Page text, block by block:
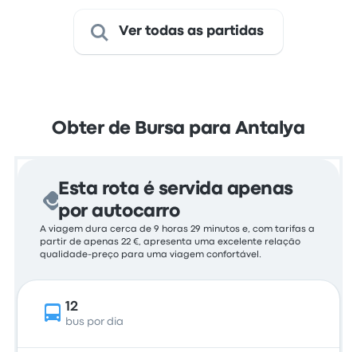
Ver todas as partidas
Obter de Bursa para Antalya
Esta rota é servida apenas
por autocarro
A viagem dura cerca de 9 horas 29 minutos e, com tarifas a
partir de apenas 22 €, apresenta uma excelente relação
qualidade-preço para uma viagem confortável.
12
bus por dia